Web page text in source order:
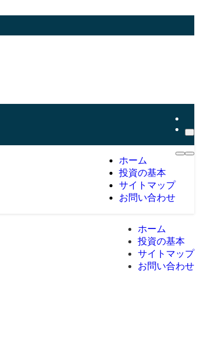
ホーム
投資の基本
サイトマップ
お問い合わせ
ホーム
投資の基本
サイトマップ
お問い合わせ